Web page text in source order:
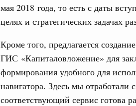
мая 2018 года, то есть с даты
целях и стратегических задачах
Кроме того, предлагается
ГИС «Капиталовложение» для
формирования удобного для
навигатора. Здесь мы
соответствующий сервис готова